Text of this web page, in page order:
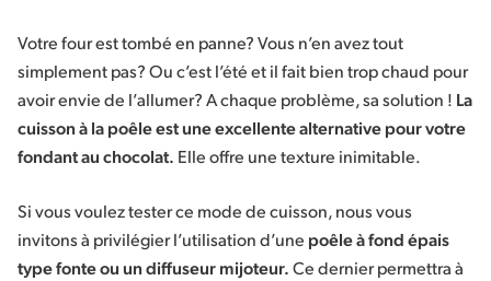
Votre four est tombé en panne? Vous n’en avez tout
simplement pas? Ou c’est l’été et il fait bien trop chaud pour
avoir envie de l’allumer? A chaque problème, sa solution ! La
cuisson à la poêle est une excellente alternative pour votre
fondant au chocolat. Elle offre une texture inimitable.
Si vous voulez tester ce mode de cuisson, nous vous
invitons à privilégier l’utilisation d’une poêle à fond épais
type fonte ou un diffuseur mijoteur.Ce dernier permettra à